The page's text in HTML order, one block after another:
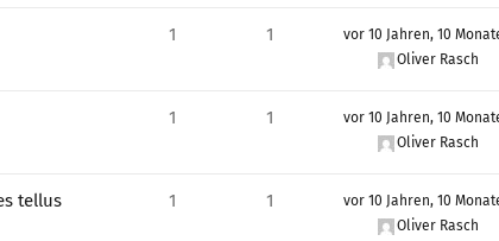
1 1
vor 10 Jahren, 10
Oliver Rasch
1 1
vor 10 Jahren, 10
Oliver Rasch
tellus 1 1
vor 10 Jahren, 10
Oliver Rasch